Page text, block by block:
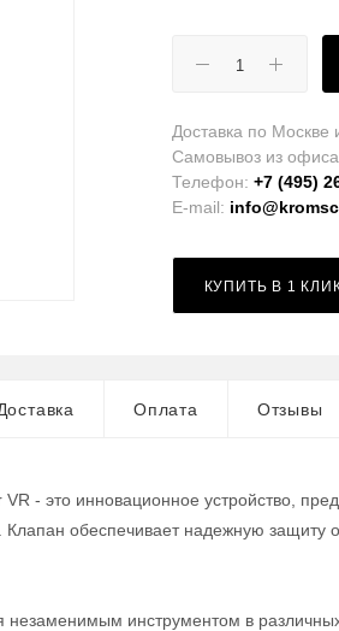
Доставка по Москве
Самовывоз из
Телефон:+7 (495)
E-mail:
КУПИТЬ В 1
Оплата Отзывы
- это инновационное устройство,
обеспечивает надежную защиту
незаменимым инструментом в